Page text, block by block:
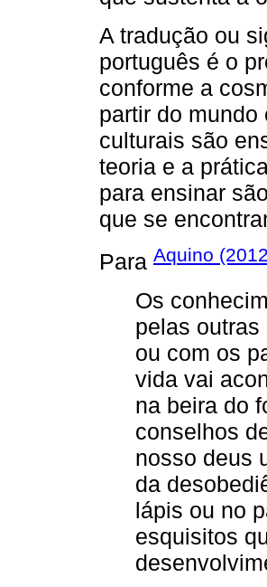
A tradução ou
português é o
conforme a
partir do
culturais são
teoria e a
para ensinar
que se
Para Aquino (2012
Os
pelas
ou com os
vida vai
na beira do
conselhos
nosso deus
da
lápis ou no
esquisitos